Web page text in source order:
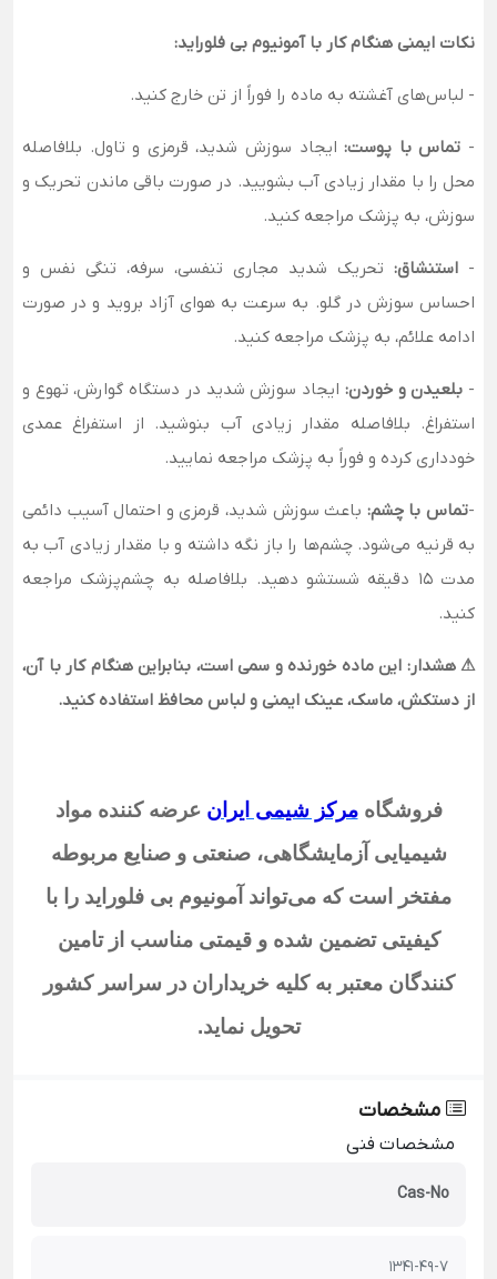
نکات ایمنی هنگام کار با آمونیوم بی‌ فلوراید:
- لباس‌های آغشته به ماده را فوراً از تن خارج کنید.
- تماس با پوست: ایجاد سوزش شدید، قرمزی و تاول. بلافاصله
محل را با مقدار زیادی آب بشویید. در صورت باقی ماندن تحریک و
سوزش، به پزشک مراجعه کنید.
- استنشاق: تحریک شدید مجاری تنفسی، سرفه، تنگی نفس و
احساس سوزش در گلو. به سرعت به هوای آزاد بروید و در صورت
ادامه علائم، به پزشک مراجعه کنید.
- بلعیدن و خوردن: ایجاد سوزش شدید در دستگاه گوارش، تهوع و
استفراغ. بلافاصله مقدار زیادی آب بنوشید. از استفراغ عمدی
خودداری کرده و فوراً به پزشک مراجعه نمایید.
-تماس با چشم: باعث سوزش شدید، قرمزی و احتمال آسیب دائمی
به قرنیه می‌شود. چشم‌ها را باز نگه داشته و با مقدار زیادی آب به
مدت 15 دقیقه شستشو دهید. بلافاصله به چشم‌پزشک مراجعه
کنید.
⚠ هشدار: این ماده خورنده و سمی است، بنابراین هنگام کار با آن،
از دستکش، ماسک، عینک ایمنی و لباس محافظ استفاده کنید.
فروشگاه مرکز شیمی ایران عرضه کننده مواد
شیمیایی آزمایشگاهی، صنعتی و صنایع مربوطه
مفتخر است که می‌تواند آمونیوم بی فلوراید را با
کیفیتی تضمین شده و قیمتی مناسب از تامین
کنندگان معتبر به کلیه خریداران در سراسر کشور
تحویل نماید.
مشخصات
مشخصات فنی
Cas-No
1341-49-7